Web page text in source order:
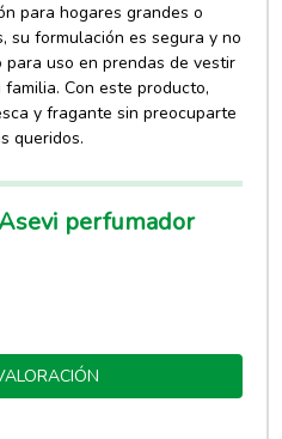
para hogares grandes o
su formulación es segura y no
uso en prendas de vestir
Con este producto,
y fragante sin preocuparte
queridos.
perfumador